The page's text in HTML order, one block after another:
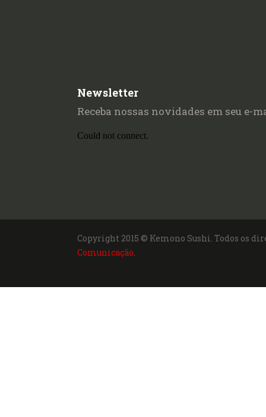
Newsletter
Receba nossas novidades em seu e-
Copyright 2015 © Kemono Sushi. Todos os
Comunicação.